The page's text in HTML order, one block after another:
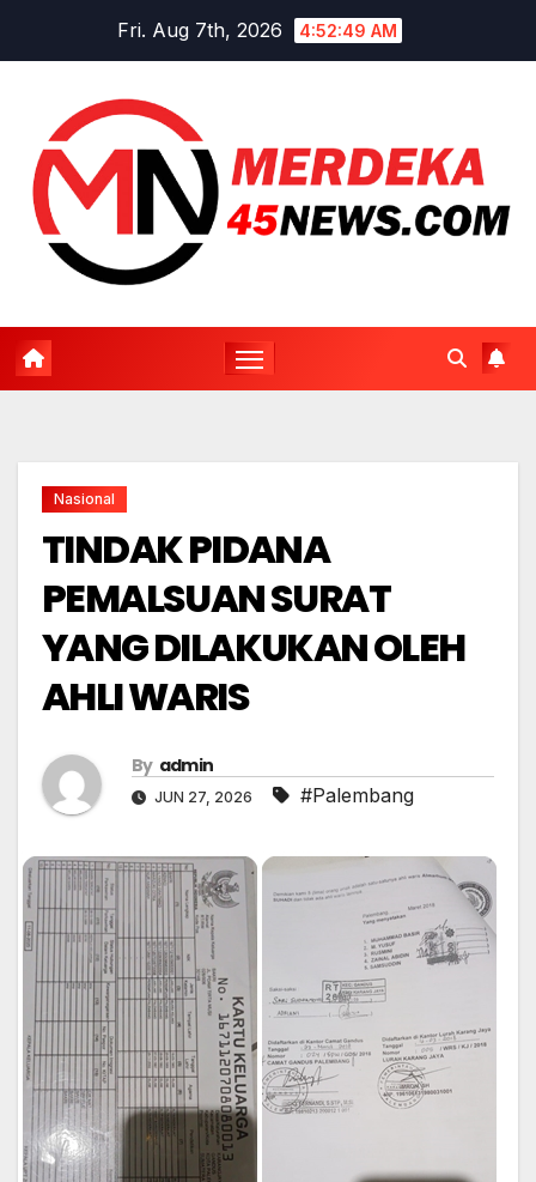
Fri. Aug 7th, 2026 4:52:50 AM
Nasional
TINDAK PIDANA
PEMALSUAN SURAT
YANG DILAKUKAN OLEH
AHLI WARIS
By admin
JUN 27, 2026 #Palembang